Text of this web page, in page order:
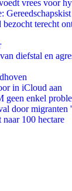
vrees voor
terecht
diefstal en
in iCloud aan
geen enkel
door migranten
100 hectare